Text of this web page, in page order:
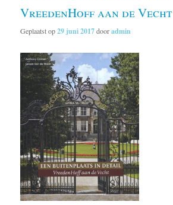
VreedenHoff aan de Vecht
Geplaatst op29 juni 2017dooradmin